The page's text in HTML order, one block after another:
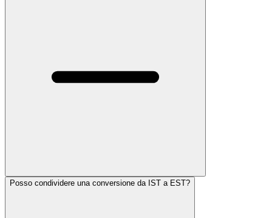
Posso condividere una conversione da IST a EST?